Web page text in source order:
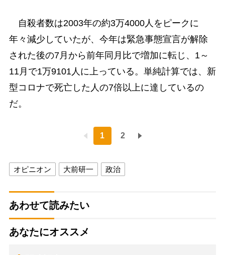
自殺者数は2003年の約3万4000人をピークに
年々減少していたが、今年は緊急事態宣言が解除
された後の7月から前年同月比で増加に転じ、1～
11月で1万9101人に上っている。単純計算では、新
型コロナで死亡した人の7倍以上に達しているの
だ。
1 2
オピニオン 大前研一 政治
あわせて読みたい
あなたにオススメ